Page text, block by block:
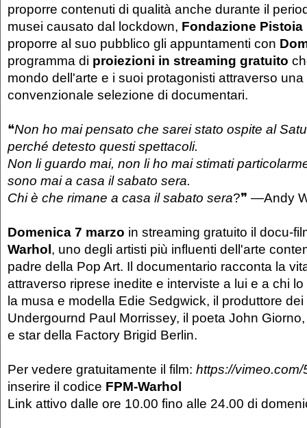
proporre contenuti di qualità anche durante il
musei causato dal lockdown, Fondazione
proporre al suo pubblico gli appuntamenti con
programma di proiezioni in streaming gratuito
mondo dell'arte e i suoi protagonisti attraverso
convenzionale selezione di documentari.
❝Non ho mai pensato che sarei stato ospite al
perché detesto questi spettacoli.
Non li guardo mai, non li ho mai stimati
sono mai a casa il sabato sera.
Chi è che rimane a casa il sabato sera?❞ —Andy
Domenica 7 marzo in streaming gratuito il docu-
Warhol, uno degli artisti più influenti dell'arte
padre della Pop Art. Il documentario racconta la
attraverso riprese inedite e interviste a lui e a chi
la musa e modella Edie Sedgwick, il produttore dei
Undergournd Paul Morrissey, il poeta John
e star della Factory Brigid Berlin.
Per vedere gratuitamente il film: https://
inserire il codice FPM-Warhol
Link attivo dalle ore 10.00 fino alle 24.00 di